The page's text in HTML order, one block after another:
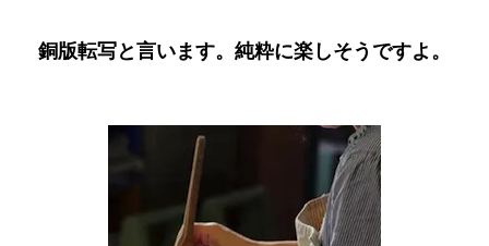
銅版転写と言います。純粋に楽しそうですよ。